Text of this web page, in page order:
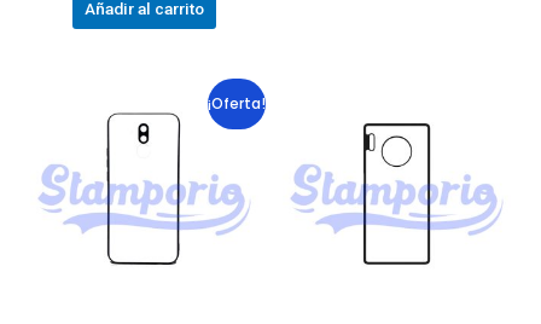
Añadir al carrito
¡Oferta!
Este
producto
múltiples
variantes.
Las
30
Pro
cantidad